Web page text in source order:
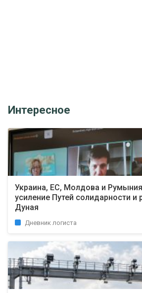
Интересное
Украина, ЕС, Молдова и
усиление Путей солидарности и
Дуная
Дневник логиста